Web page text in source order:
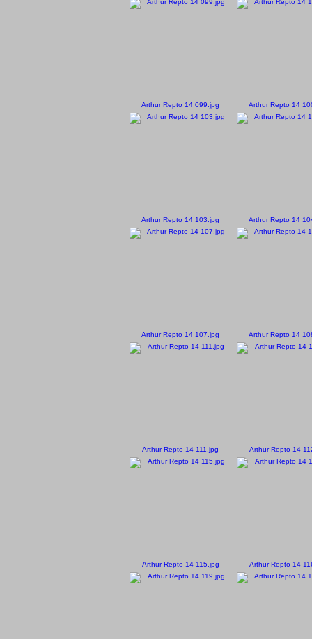
Arthur Repto 14 099.jpg Arthur Repto 14
Arthur Repto 14 103.jpg Arthur Repto 14
Arthur Repto 14 107.jpg Arthur Repto 14
Arthur Repto 14 111.jpg Arthur Repto 14
Arthur Repto 14 115.jpg Arthur Repto 14